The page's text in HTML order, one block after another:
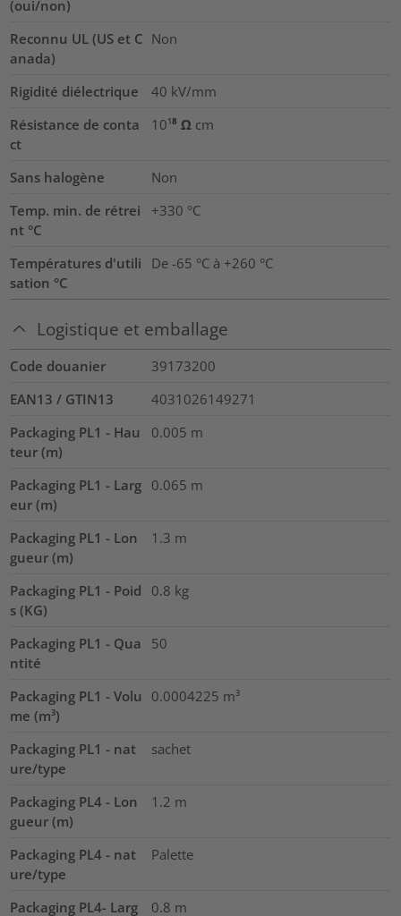
(oui/non)
Reconnu UL (US et C
anada)
Non
Rigidité diélectrique 40 kV/mm
Résistance de conta
ct
10¹⁸ Ω cm
Sans halogène
Non
Temp. min. de rétrei
nt °C
+330 °C
Températures d'utili
sation °C
De -65 °C à +260 °C
Logistique et emballage
Code douanier
39173200
EAN13 / GTIN13
4031026149271
Packaging PL1 - Hau
teur (m)
0.005 m
Packaging PL1 - Larg
eur (m)
0.065 m
Packaging PL1 - Lon
gueur (m)
1.3 m
Packaging PL1 - Poid
s (KG)
0.8 kg
Packaging PL1 - Qua
ntité
50
Packaging PL1 - Volu
me (m³)
0.0004225 m³
Packaging PL1 - nat
ure/type
sachet
Packaging PL4 - Lon
gueur (m)
1.2 m
Packaging PL4 - nat
ure/type
Palette
Packaging PL4- Larg 0.8 m